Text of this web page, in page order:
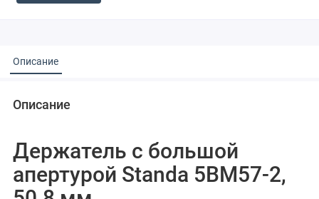
Описание
Описание
Держатель с большой
апертурой Standa 5BM57-2,